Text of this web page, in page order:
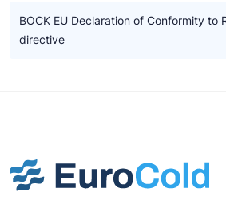
BOCK EU Declaration of Conformity to
directive